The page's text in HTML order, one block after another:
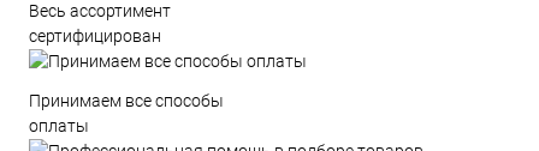
Весь ассортимент
сертифицирован
Принимаем все способы
оплаты